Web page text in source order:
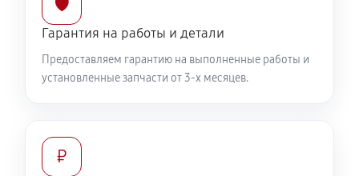
🛡️
Гарантия на работы и детали
Предоставляем гарантию на выполненные работы и
установленные запчасти от 3-х месяцев.
₽